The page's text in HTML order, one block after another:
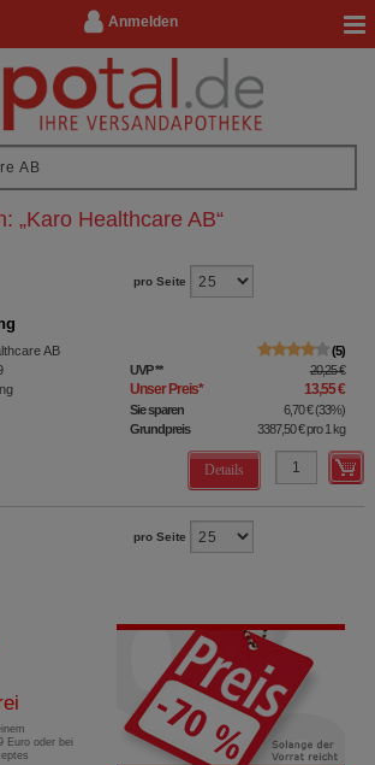
Anmelden
„Karo Healthcare AB“
pro Seite
AB
5
UVP** 20,25 €
Unser Preis* 13,55 €
Sie sparen 6,70 €(33%)
Grundpreis
3387,50 €pro 1 kg
Details
pro Seite
Euro oder bei